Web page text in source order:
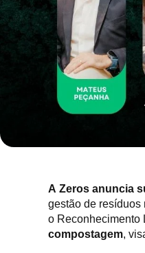
A Zeros anuncia
gestão de resíduos
o Reconhecimento
compostagem,